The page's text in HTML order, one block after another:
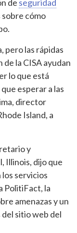
de seguridad
cómo
pero las rápidas
la CISA ayudan
lo que está
esperar a las
director
Island, a
y
Illinois, dijo que
los servicios
PolitiFact, la
amenazas y un
sitio web del